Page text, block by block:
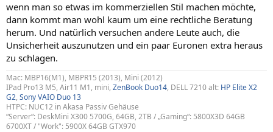
wenn man so etwas im kommerziellen Stil machen möchte,
dann kommt man wohl kaum um eine rechtliche Beratung
herum. Und natürlich versuchen andere Leute auch, die
Unsicherheit auszunutzen und ein paar Euronen extra heraus
zu schlagen.
Mac: MBP16(M1), MBPR15 (2013), Mini (2012)
IPad Pro13 M5, Air11 M1, mini, ZenBook Duo14, DELL 7210 alt: HP Elite X2
G2, Sony VAIO Duo 13
HTPC: NUC12 in Akasa Passiv Gehäuse
“Server“: DeskMini X300 5700G, 64GB, 2TB / „Gaming“: 5800X3D 64GB
6700XT / "Work": 5900X 64GB GTX970